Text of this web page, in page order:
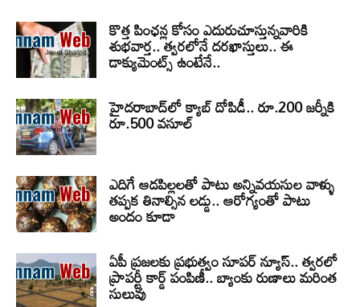
కొత్త పింఛన్ల కోసం ఎదురుచూస్తున్నవారికి
శుభవార్త.. త్వరలోనే దరఖాస్తులు.. ఈ
డాక్యుమెంట్స్ ఉంటేనే..
హైదరాబాద్‌లో క్యాబ్‌ దోపిడీ.. రూ.200 జర్నీకి
రూ.500 వసూల్
ఎదిగే ఆడపిల్లలతో పాటు అన్నివయసుల వాళ్ళు
తప్పక తినాల్సిన లడ్డు.. ఆరోగ్యంతో పాటు
అందం కూడా
ఏపీ ప్రజలకు ప్రభుత్వం సూపర్ న్యూస్.. త్వరలో
ప్రాపర్టీ కార్డ్ పంపిణీ.. బ్యాంకు రుణాలు మరింత
సులువు